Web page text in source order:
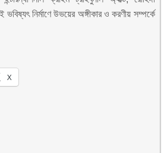
নির্মাণে উভয়ের অঙ্গীকার ও করণীয় সম্পর্কে
X